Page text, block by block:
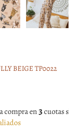
BEIGE TP0022
compra en3cuotas